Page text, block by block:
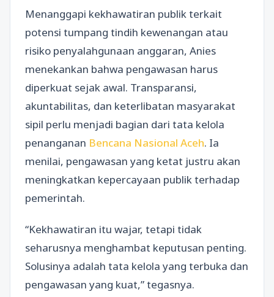
Menanggapi kekhawatiran publik terkait
potensi tumpang tindih kewenangan atau
risiko penyalahgunaan anggaran, Anies
menekankan bahwa pengawasan harus
diperkuat sejak awal. Transparansi,
akuntabilitas, dan keterlibatan masyarakat
sipil perlu menjadi bagian dari tata kelola
penanganan Bencana Nasional Aceh. Ia
menilai, pengawasan yang ketat justru akan
meningkatkan kepercayaan publik terhadap
pemerintah.
“Kekhawatiran itu wajar, tetapi tidak
seharusnya menghambat keputusan penting.
Solusinya adalah tata kelola yang terbuka dan
pengawasan yang kuat,” tegasnya.